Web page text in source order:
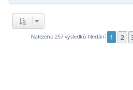
Nalezeno 257 výsledků hledání 1 2